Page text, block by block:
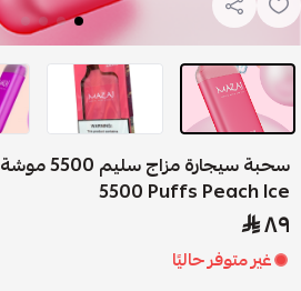
5500 Puffs
متوفر حاليًا